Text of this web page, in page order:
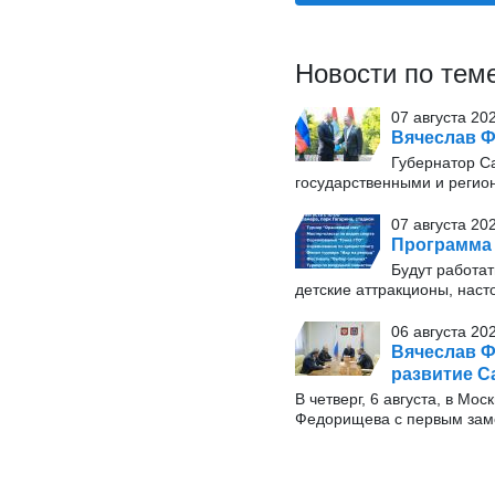
Новости по
07 августа
Вячеслав
Губернатор
государственными и
07 августа
Программа
Будут
детские аттракционы,
06 августа
Вячеслав
развитие
В четверг, 6 августа, в
Федорищева с первым